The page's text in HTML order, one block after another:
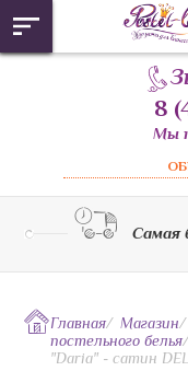
8
Мы
Самая
Главная/ Магазин/
постельного белья
"Daria" - сатин